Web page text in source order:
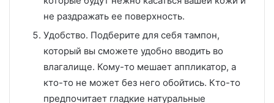
не раздражать ее поверхность.
Удобство. Подберите для себя тампон,
который вы сможете удобно вводить во
влагалище. Кому-то мешает аппликатор, а
кто-то не может без него обойтись. Кто-то
предпочитает гладкие натуральные